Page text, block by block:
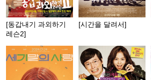
[동갑내기 과외하기
레슨2]
[시간을 달려서]